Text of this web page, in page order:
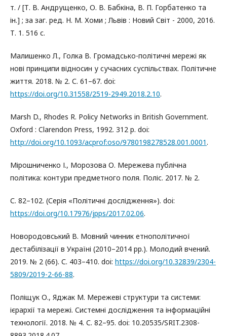
т. / [Т. В. Андрущенко, О. В. Бабкіна, В. П. Горбатенко та
ін.] ; за заг. ред. Н. М. Хоми ; Львів : Новий Cвіт - 2000, 2016.
Т. 1. 516 с.
Малишенко Л., Голка В. Громадсько-політичні мережі як
нові принципи відносин у сучасних суспільствах. Політичне
життя. 2018. № 2. С. 61–67. doi:
https://doi.org/10.31558/2519-2949.2018.2.10.
Marsh D., Rhodes R. Policy Networks in British Government.
Oxford : Clarendon Press, 1992. 312 p. doi:
http://doi.org/10.1093/acprof:oso/9780198278528.001.0001.
Мірошниченко І., Морозова О. Мережева публічна
політика: контури предметного поля. Поліс. 2017. № 2.
С. 82–102. (Серія «Політичні дослідження»). doi:
https://doi.org/10.17976/jpps/2017.02.06.
Новородовський В. Мовний чинник етнополітичної
дестабілізації в Україні (2010–2014 рр.). Молодий вчений.
2019. № 2 (66). С. 403–410. doi: https://doi.org/10.32839/2304-
5809/2019-2-66-88.
Поліщук О., Яджак М. Мережеві структури та системи:
ієрархії та мережі. Системні дослідження та інформаційні
технології. 2018. № 4. С. 82–95. doi: 10.20535/SRIT.2308-